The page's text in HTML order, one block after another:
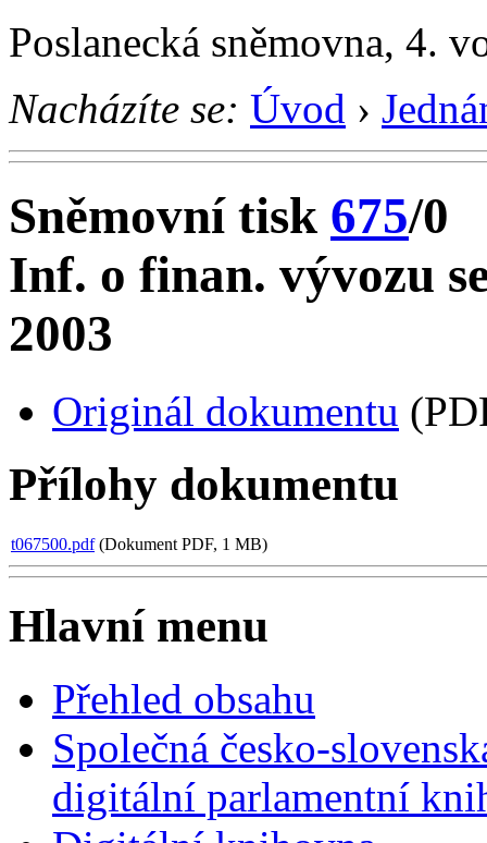
Poslanecká sněmovna, 4.
Nacházíte se: Úvod ›
Sněmovní tisk 675/0
Inf. o finan. vývozu
2003
Originál dokumentu
Přílohy dokumentu
t067500.pdf(Dokument PDF, 1 MB)
Hlavní menu
Přehled obsahu
Společná česko-
digitální parlamentní